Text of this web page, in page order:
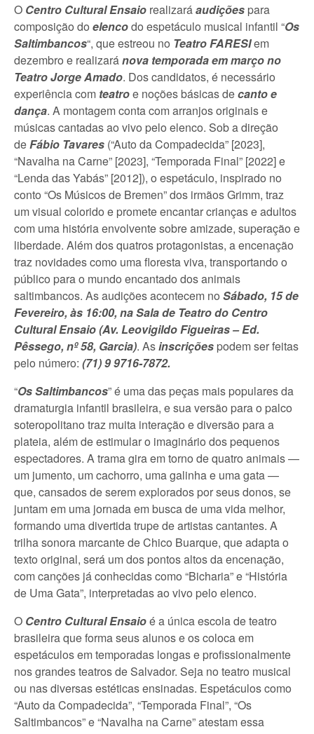
O Centro Cultural Ensaio realizaráaudições para
composição do elencodo espetáculo musical infantil “Os
Saltimbancos“, que estreou no Teatro FARESIem
dezembro e realizaránova temporada em março no
Teatro Jorge Amado. Dos candidatos, é necessário
experiência com teatroe noções básicas decanto e
dança. A montagem conta com arranjos originais e
músicas cantadas ao vivo pelo elenco. Sob a direção
deFábio Tavares (“Auto da Compadecida” [2023],
“Navalha na Carne” [2023], “Temporada Final” [2022] e
“Lenda das Yabás” [2012]), o espetáculo, inspirado no
conto “Os Músicos de Bremen” dos irmãos Grimm, traz
um visual colorido e promete encantar crianças e adultos
com uma história envolvente sobre amizade, superação e
liberdade. Além dos quatros protagonistas, a encenação
traz novidades como uma floresta viva, transportando o
público para o mundo encantado dos animais
saltimbancos. As audições acontecem no Sábado, 15 de
Fevereiro, às 16:00, na Sala de Teatro do Centro
Cultural Ensaio (Av. Leovigildo Figueiras – Ed.
Pêssego, nº 58, Garcia). Asinscrições podem ser feitas
pelo número: (71) 9 9716-7872.
“Os Saltimbancos” é uma das peças mais populares da
dramaturgia infantil brasileira, e sua versão para o palco
soteropolitano traz muita interação e diversão para a
plateia, além de estimular o imaginário dos pequenos
espectadores. A trama gira em torno de quatro animais —
um jumento, um cachorro, uma galinha e uma gata —
que, cansados de serem explorados por seus donos, se
juntam em uma jornada em busca de uma vida melhor,
formando uma divertida trupe de artistas cantantes. A
trilha sonora marcante de Chico Buarque, que adapta o
texto original, será um dos pontos altos da encenação,
com canções já conhecidas como “Bicharia” e “História
de Uma Gata”, interpretadas ao vivo pelo elenco.
O Centro Cultural Ensaioé a única escola de teatro
brasileira que forma seus alunos e os coloca em
espetáculos em temporadas longas e profissionalmente
nos grandes teatros de Salvador. Seja no teatro musical
ou nas diversas estéticas ensinadas. Espetáculos como
“Auto da Compadecida”, “Temporada Final”, “Os
Saltimbancos” e “Navalha na Carne” atestam essa